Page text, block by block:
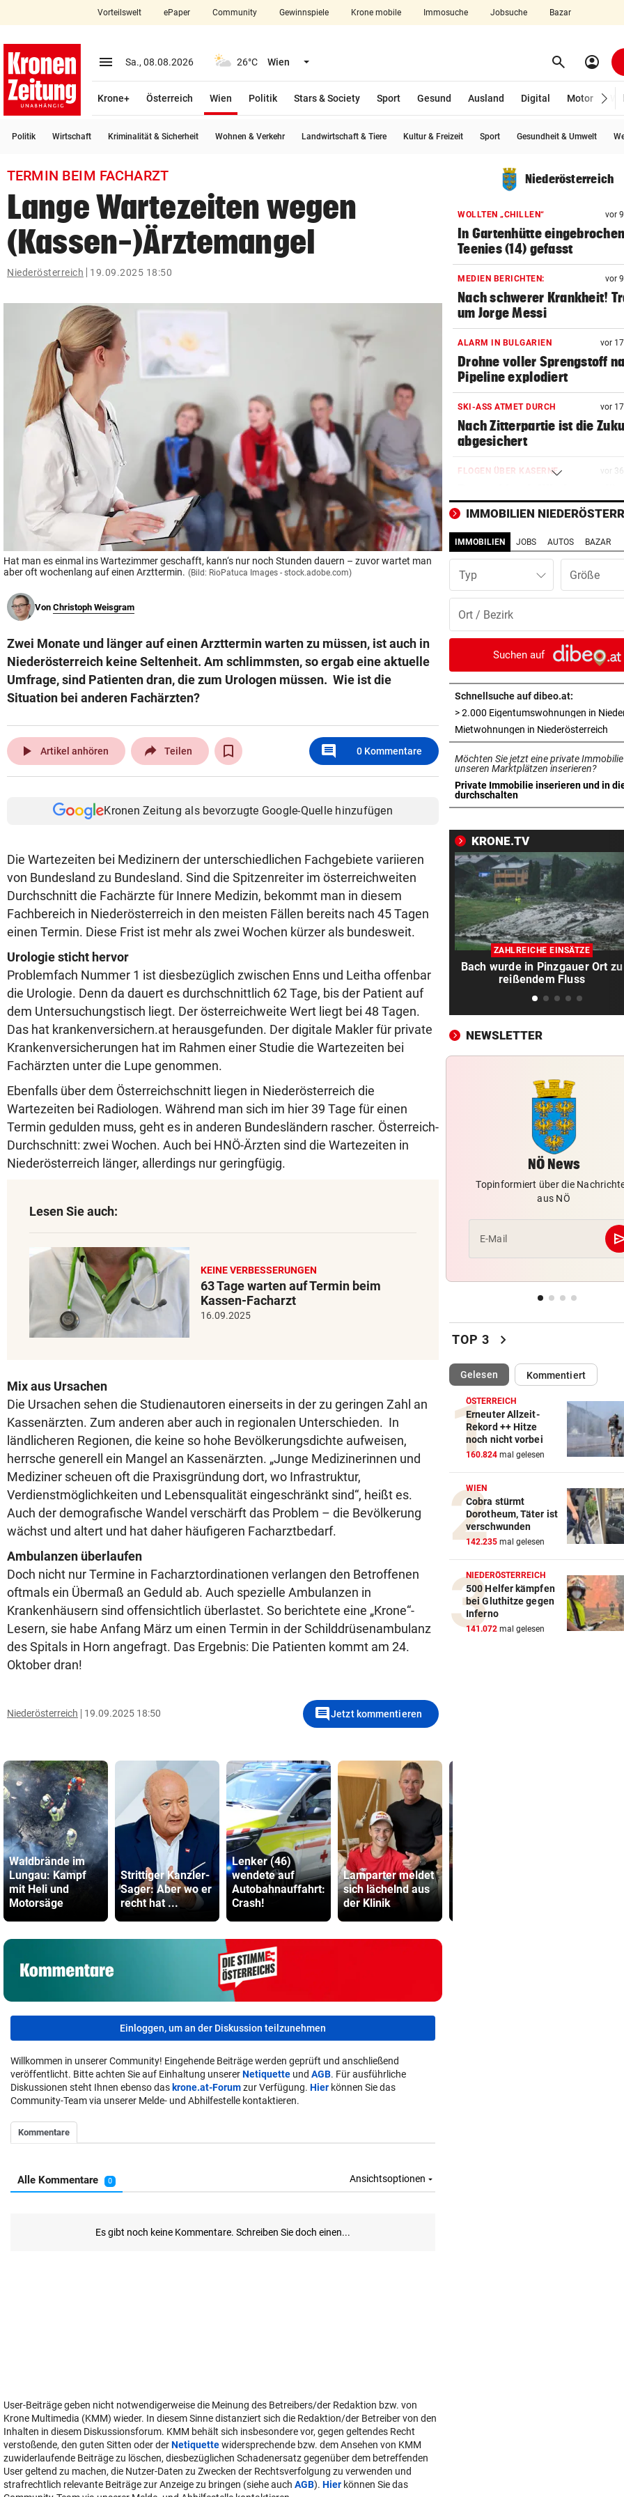
closeSchließen
account_circle Anmelden
arrow_right
search
Suchbegriff
eingeben
© Krone Multimedia GmbH & Co KG 2026
Muthgasse 2, 1190 Wien
Vorteilswelt ePaper Community Gewinnspiele Krone mobile Immosuche Jobsuche Bazar
menu Menü aufklappen
Sa., 08.08.2026 26°C Wien Menü aufklappen search Suchen
account_circle
Krone+ Österreich Wien
Politik
Stars & Society Sport Gesund Ausland Digital Motor
Politik Wirtschaft Kriminalität & Sicherheit Wohnen & Verkehr Landwirtschaft & Tiere Kultur & Freizeit Sport Gesundheit & Umwelt
TERMIN BEIM FACHARZT
Lange Wartezeiten wegen
(Kassen-)Ärztemangel
Niederösterreich 19.09.2025 18:50
Hat man es einmal ins Wartezimmer geschafft, kann‘s nur noch Stunden dauern – zuvor wartet man
aber oft wochenlang auf einen Arzttermin. (Bild: RioPatuca Images - stock.adobe.com)
Von Christoph Weisgram
Zwei Monate und länger auf einen Arzttermin warten zu müssen, ist auch in
Niederösterreich keine Seltenheit. Am schlimmsten, so ergab eine aktuelle
Umfrage, sind Patienten dran, die zum Urologen müssen. Wie ist die
Situation bei anderen Fachärzten?
play_arrow Artikel anhören Teilen comment 0 Kommentare
Kronen Zeitung als bevorzugte Google-Quelle hinzufügen
Die Wartezeiten bei Medizinern der unterschiedlichen Fachgebiete variieren
von Bundesland zu Bundesland. Sind die Spitzenreiter im österreichweiten
Durchschnitt die Fachärzte für Innere Medizin, bekommt man in diesem
Fachbereich in Niederösterreich in den meisten Fällen bereits nach 45 Tagen
einen Termin. Diese Frist ist mehr als zwei Wochen kürzer als bundesweit.
Urologie sticht hervor
Problemfach Nummer 1 ist diesbezüglich zwischen Enns und Leitha offenbar
die Urologie. Denn da dauert es durchschnittlich 62 Tage, bis der Patient auf
dem Untersuchungstisch liegt. Der österreichweite Wert liegt bei 48 Tagen.
Das hat krankenversichern.at herausgefunden. Der digitale Makler für private
Krankenversicherungen hat im Rahmen einer Studie die Wartezeiten bei
Fachärzten unter die Lupe genommen.
Ebenfalls über dem Österreichschnitt liegen in Niederösterreich die
Wartezeiten bei Radiologen. Während man sich im hier 39 Tage für einen
Termin gedulden muss, geht es in anderen Bundesländern rascher. Österreich-
Durchschnitt: zwei Wochen. Auch bei HNÖ-Ärzten sind die Wartezeiten in
Niederösterreich länger, allerdings nur geringfügig.
Lesen Sie auch:
KEINE VERBESSERUNGEN
63 Tage warten auf Termin beim
Kassen-Facharzt
16.09.2025
Mix aus Ursachen
Die Ursachen sehen die Studienautoren einerseits in der zu geringen Zahl an
Kassenärzten. Zum anderen aber auch in regionalen Unterschieden. In
ländlicheren Regionen, die keine so hohe Bevölkerungsdichte aufweisen,
herrsche generell ein Mangel an Kassenärzten. „Junge Medizinerinnen und
Mediziner scheuen oft die Praxisgründung dort, wo Infrastruktur,
Verdienstmöglichkeiten und Lebensqualität eingeschränkt sind“, heißt es.
Auch der demografische Wandel verschärft das Problem – die Bevölkerung
wächst und altert und hat daher häufigeren Facharztbedarf.
Ambulanzen überlaufen
Doch nicht nur Termine in Facharztordinationen verlangen den Betroffenen
oftmals ein Übermaß an Geduld ab. Auch spezielle Ambulanzen in
Krankenhäusern sind offensichtlich überlastet. So berichtete eine „Krone“-
Lesern, sie habe Anfang März um einen Termin in der Schilddrüsenambulanz
des Spitals in Horn angefragt. Das Ergebnis: Die Patienten kommt am 24.
Oktober dran!
Niederösterreich 19.09.2025 18:50 commentJetzt kommentieren
Waldbrände im
Lungau: Kampf
mit Heli und
Motorsäge
Strittiger Kanzler-
Sager: Aber wo er
recht hat ...
Lenker (46)
wendete auf
Autobahnauffahrt:
Crash!
Lamparter meldet
sich lächelnd aus
der Klinik
Einloggen, um an der Diskussion teilzunehmen
Willkommen in unserer Community! Eingehende Beiträge werden geprüft und anschließend
veröffentlicht. Bitte achten Sie auf Einhaltung unsererNetiquette und AGB. Für ausführliche
Diskussionen steht Ihnen ebenso das krone.at-Forumzur Verfügung. Hier können Sie das
Community-Team via unserer Melde- und Abhilfestelle kontaktieren.
User-Beiträge geben nicht notwendigerweise die Meinung des Betreibers/der Redaktion bzw. von
Krone Multimedia (KMM) wieder. In diesem Sinne distanziert sich die Redaktion/der Betreiber von den
Inhalten in diesem Diskussionsforum. KMM behält sich insbesondere vor, gegen geltendes Recht
verstoßende, den guten Sitten oder derNetiquettewidersprechende bzw. dem Ansehen von KMM
zuwiderlaufende Beiträge zu löschen, diesbezüglichen Schadenersatz gegenüber dem betreffenden
User geltend zu machen, die Nutzer-Daten zu Zwecken der Rechtsverfolgung zu verwenden und
strafrechtlich relevante Beiträge zur Anzeige zu bringen (siehe auch AGB). Hier können Sie das
Niederösterreich
WOLLTEN „CHILLEN“ vor
In Gartenhütte
Teenies (14) gefasst
MEDIEN BERICHTEN: vor
Nach schwerer Krankheit!
um Jorge Messi
ALARM IN BULGARIEN vor
Drohne voller Sprengstoff
Pipeline explodiert
SKI-ASS ATMET DURCH vor
Nach Zitterpartie ist die
abgesichert
FLOGEN ÜBER KASERNE vor
Drohnen gesichtet
DISKUTIEREN SIE MIT!
Wie viel Macht darf
haben?
AUF WOLKE SIEBEN vor
Hamilton zeigt Liebesglück
Kim Kardashian
vor
Zwei OeSV-Boote vor Los
im Medal Race
ÜBERFALL IN MEIDLING vor
Mann stieß 27-Jährige ins
Gebüsch und würgte sie
NHL-STAR IN GRAZ: vor
„Ich habe selbst zu einem
AUFSTEIGER IM FOKUS vor
Austria Lustenau jagt gegen
Bundesliga-Rekord
AUF CHINA-MOTORRAD vor
Zurück in der Wüste als
Werksfahrer
UMSTRITTENE BESETZUNG
Trumps Ex-Anwalt ist jetzt
Justizminister
zum FC Liverpool
FEUER IN DEN BERGEN
Waldbrände im Lungau:
Heli und Motorsäge
Bub (4) von Mann (72)
FRAGE DES TAGES vor 2
Braucht es strengere Regeln
Fans lästern über Bikini-
von Carmen Geiss
AM HELLLICHTEN TAG
Mann soll 33-Jährige in Wien
vergewaltigt haben
ZU SAISONSTART ZURÜCK? vor
Lamparter meldet sich
IMMOBILIEN
IMMOBILIEN JOBS AUTOS BAZAR
Typ
Suchen auf
Schnellsuche auf dibeo.at:
Mietwohnungen in Niederösterreich
Möchten Sie jetzt eine private
unseren Marktplätzen inserieren?
Private Immobilie inserieren und in
durchschalten
in neuem Tab öffnen
KRONE.TV
ZAHLREICHE EINSÄTZE
Bach wurde in Pinzgauer Ort zu
reißendem Fluss
NEWSLETTER
NÖ News
Topinformiert über die
aus NÖ
E-Mail
TOP 3 chevron_right
Gelesen(ausgewählt)Kommentiert
ÖSTERREICH
Erneuter Allzeit-
Rekord ++ Hitze
noch nicht vorbei
160.824 mal gelesen
WIEN
Cobra stürmt
Dorotheum, Täter ist
verschwunden
142.235 mal gelesen
NIEDERÖSTERREICH
500 Helfer kämpfen
bei Gluthitze gegen
Inferno
141.072 mal gelesen